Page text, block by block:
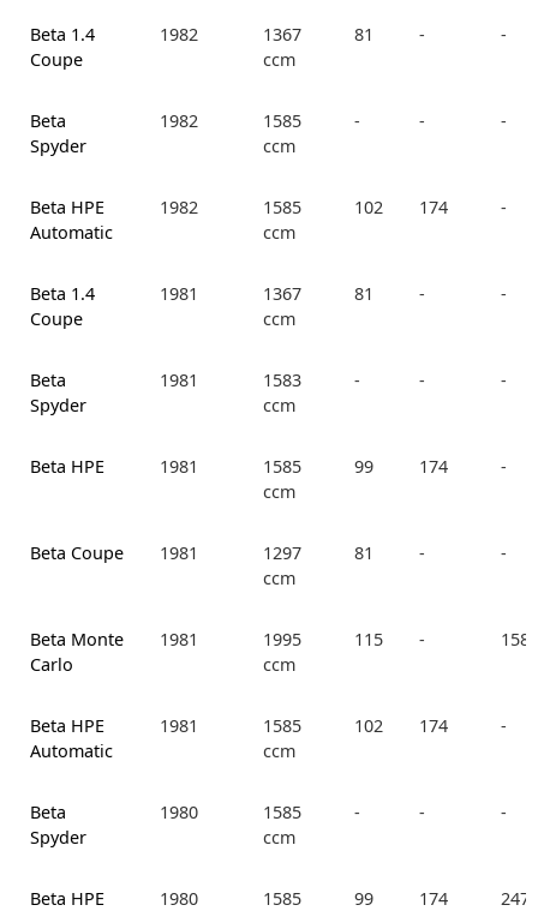
Beta 1.4
Coupe
1982
1367
ccm
81 - -
Beta
Spyder
1982
1585
ccm
- - -
Beta HPE
Automatic
1982
1585
ccm
102 174 -
Beta 1.4
Coupe
1981
1367
ccm
81 - -
Beta
Spyder
1981
1583
ccm
- - -
Beta HPE 1981
1585
ccm
99 174 -
Beta Coupe 1981
1297
ccm
81 - -
Beta Monte
Carlo
1981
1995
ccm
115 -
Beta HPE
Automatic
1981
1585
ccm
102 174 -
Beta
Spyder
1980
1585
ccm
- - -
Beta HPE 1980
1585
99 174